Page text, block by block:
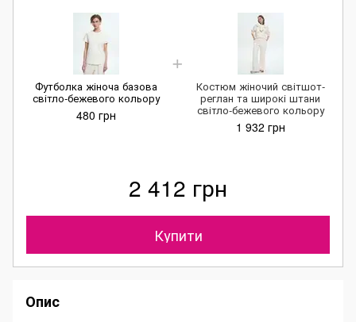
Футболка жіноча базова
світло-бежевого кольору
480 грн
Костюм жіночий світшот-
реглан та широкі штани
світло-бежевого кольору
1 932 грн
2 412 грн
Купити
Опис